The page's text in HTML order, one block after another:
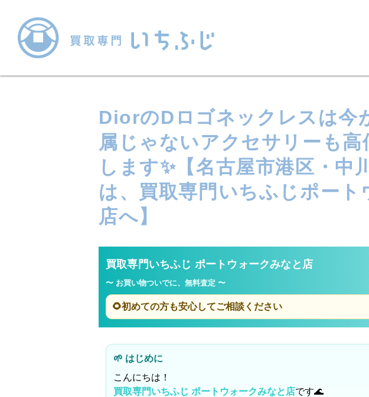
DiorのDロゴネックレスは今
属じゃないアクセサリーも高
します✨【名古屋市港区・中
は、買取専門いちふじポート
店へ】
買取専門いちふじ ポートウォークみなと店
〜 お買い物ついでに、無料査定 〜
🌻初めての方も安心してご相談ください
🌱 はじめに
こんにちは！
買取専門いちふじ ポートウォークみなと店です🌊